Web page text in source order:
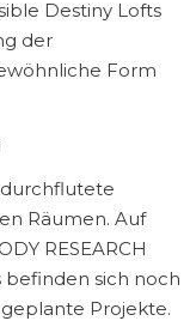
Destiny Lofts
der
Form
Räumen. Auf
RESEARCH
befinden sich noch
Projekte.